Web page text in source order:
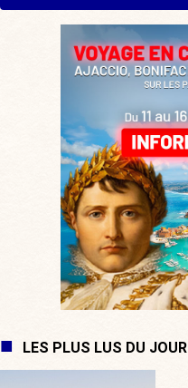
LES PLUS LUS DU JOUR